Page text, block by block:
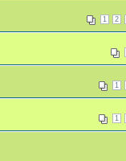
1 2
1
1